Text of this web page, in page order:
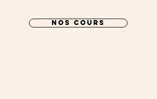
NOS COURS